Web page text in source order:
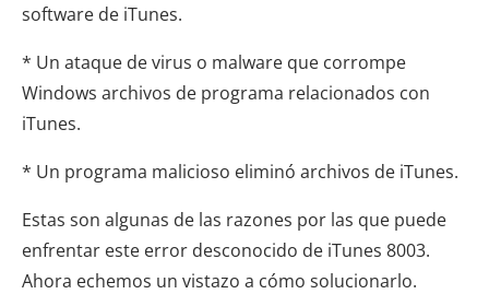
software de iTunes.
* Un ataque de virus o malware que corrompe
Windows archivos de programa relacionados con
iTunes.
* Un programa malicioso eliminó archivos de iTunes.
Estas son algunas de las razones por las que puede
enfrentar este error desconocido de iTunes 8003.
Ahora echemos un vistazo a cómo solucionarlo.